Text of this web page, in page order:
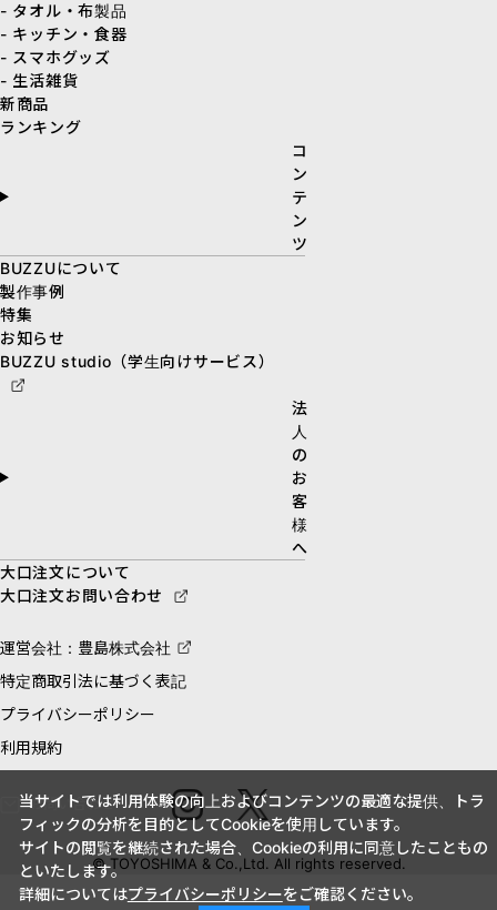
- タオル・布製品
- キッチン・食器
- スマホグッズ
- 生活雑貨
新商品
ランキング
コ
ン
テ
ン
ツ
BUZZUについて
製作事例
特集
お知らせ
BUZZU studio（学生向けサービス）
法
人
の
お
客
様
へ
大口注文について
大口注文お問い合わせ
運営会社：豊島株式会社
特定商取引法に基づく表記
プライバシーポリシー
利用規約
お問い合わせ
© TOYOSHIMA & Co.,Ltd. All rights reserved.
当サイトでは利用体験の向上およびコンテンツの最適な提供、トラ
フィックの分析を目的としてCookieを使用しています。
サイトの閲覧を継続された場合、Cookieの利用に同意したこともの
といたします。
詳細についてはプライバシーポリシーをご確認ください。